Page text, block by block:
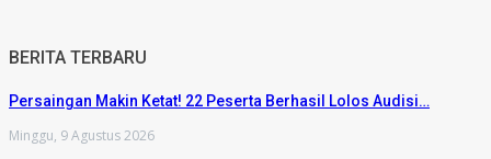
BERITA TERBARU
Persaingan Makin Ketat! 22 Peserta Berhasil Lolos Audisi…
Minggu, 9 Agustus 2026